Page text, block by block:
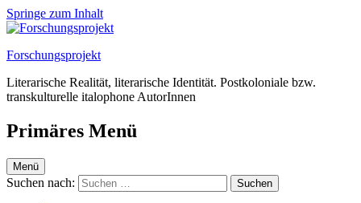
Springe zum Inhalt
Forschungsprojekt
Literarische Realität, literarische Identität. Postkoloniale bzw.
transkulturelle italophone AutorInnen
Primäres Menü
Menü
Suchen nach: